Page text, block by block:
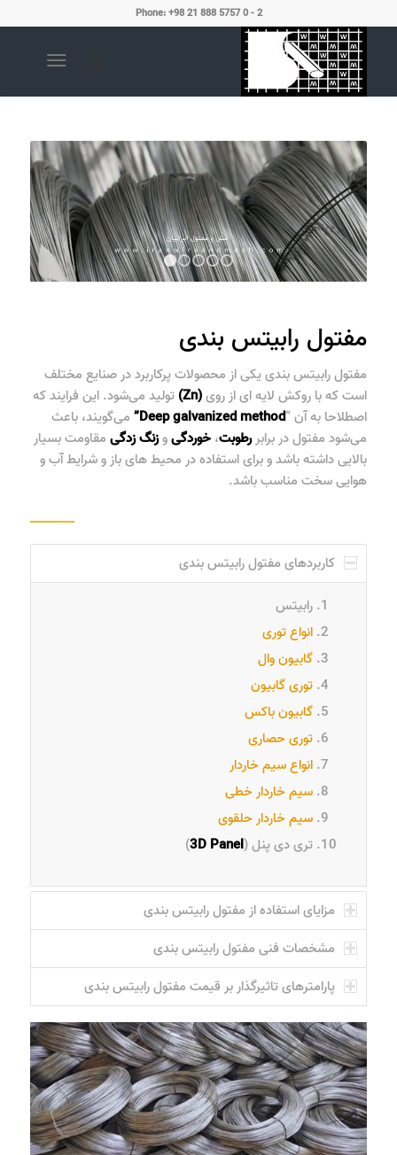
Phone: +98 21 888 5757 0 - 2
1 2 3 4 5
مفتول رابیتس بندی
مفتول رابیتس بندییکی از محصولات پرکاربرد در صنایع مختلف
است که با روکش لایه ای از روی(Zn)
تولید می‌شود. این فرایند که
اصطلاحا به آن “Deep galvanized method” می‌گویند، باعث
می‌شود مفتول در برابررطوبت، خوردگیوزنگزدگیمقاومت بسیار
بالایی داشته باشد و برای استفاده در محیط های باز و شرایط آب و
هوایی سخت مناسب باشد.
کاربردهای مفتول رابیتس بندی
رابیتس
انواع توری
گابیون وال
توری گابیون
گابیون باکس
توری حصاری
انواع سیم خاردار
سیم خاردار خطی
سیم خاردار حلقوی
تری دی پنل (
3D Panel
)
مزایای استفاده از مفتول رابیتس بندی
مشخصات فنی مفتول رابیتس بندی
پارامترهای تاثیرگذار بر قیمت مفتول رابیتس بندی